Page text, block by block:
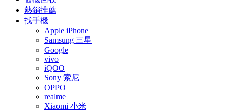
熱銷推薦
找手機
Apple iPhone
Samsung 三星
Google
vivo
iQOO
Sony 索尼
OPPO
realme
Xiaomi 小米